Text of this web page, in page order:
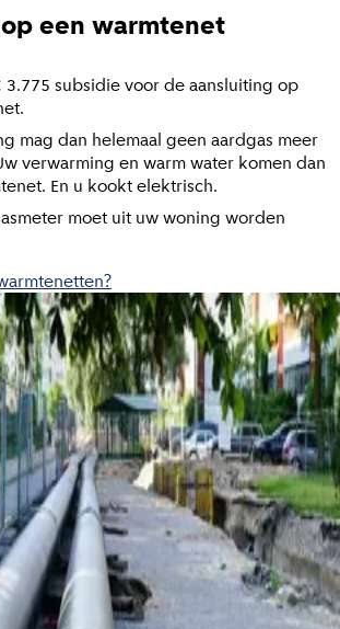
een warmtenet
subsidie voor de aansluiting op
mag dan helemaal geen aardgas meer
verwarming en warm water komen dan
En u kookt elektrisch.
moet uit uw woning worden